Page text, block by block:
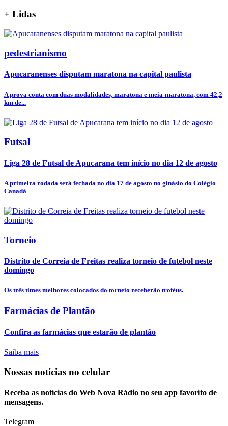
+ Lidas
pedestrianismo
Apucaranenses disputam maratona na capital paulista
A prova conta com duas modalidades, maratona e meia-maratona, com 42,2
km de...
Futsal
Liga 28 de Futsal de Apucarana tem início no dia 12 de agosto
A primeira rodada será fechada no dia 17 de agosto no ginásio do Colégio
Canadá
Torneio
Distrito de Correia de Freitas realiza torneio de futebol neste
domingo
Os três times melhores colocados do torneio receberão troféus.
Farmácias de Plantão
Confira as farmácias que estarão de plantão
Saiba mais
Nossas notícias no celular
Receba as notícias do Web Nova Rádio no seu app favorito de
mensagens.
Telegram